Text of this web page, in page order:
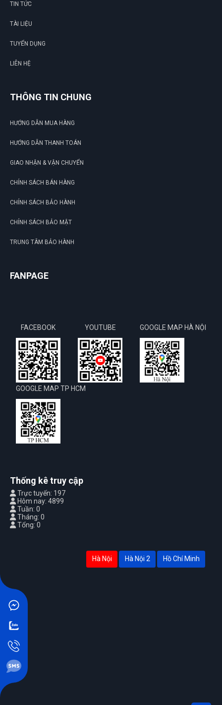
TIN TỨC
TÀI LIỆU
TUYỂN DỤNG
LIÊN HỆ
THÔNG TIN CHUNG
HƯỚNG DẪN MUA HÀNG
HƯỚNG DẪN THANH TOÁN
GIAO NHẬN & VẬN CHUYỂN
CHÍNH SÁCH BÁN HÀNG
CHÍNH SÁCH BẢO HÀNH
CHÍNH SÁCH BẢO MẬT
TRUNG TÂM BẢO HÀNH
FANPAGE
FACEBOOK YOUTUBE GOOGLE MAP HÀ NỘI
GOOGLE MAP TP HCM
Thống kê truy cập
Trực tuyến: 197
Hôm nay: 4899
Tuần: 0
Tháng: 0
Tổng: 0
Hà Nội Hà Nội 2 Hồ Chí Minh